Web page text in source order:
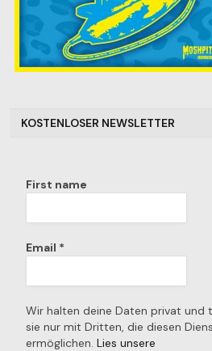
KOSTENLOSER NEWSLETTER
First name
Email *
Wir halten deine Daten privat und
sie nur mit Dritten, die diesen
ermöglichen. Lies unsere